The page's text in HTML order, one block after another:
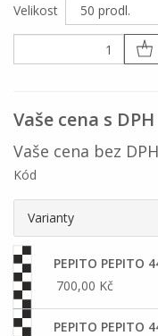
Velikost
Vaše cena s DPH
Vaše cena bez DPH
Kód
Varianty
PEPITO PEPITO
700,00 Kč
PEPITO PEPITO